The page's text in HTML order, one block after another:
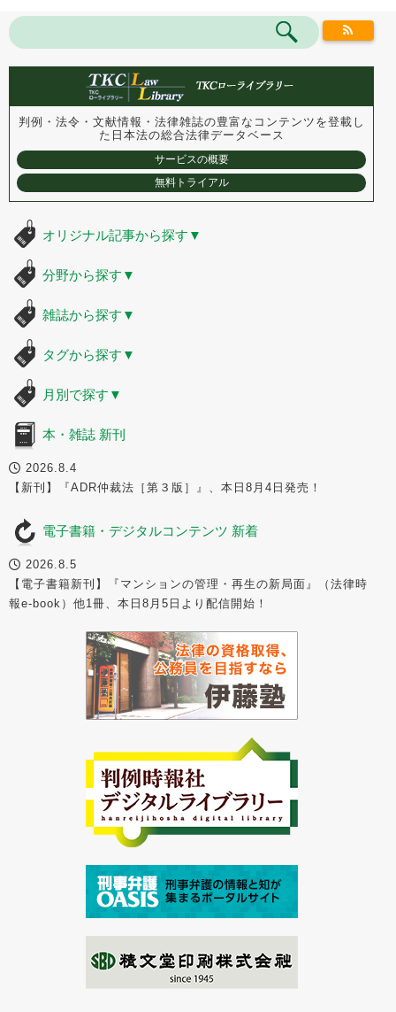
判例・法令・文献情報・法律雑誌の豊富なコンテンツを登載し
た 日本法の総合法律データベース
サービスの概要
無料トライアル
オリジナル記事から探す ▼
分野から探す ▼
雑誌から探す ▼
タグから探す ▼
月別で探す ▼
本・雑誌 新刊
2026.8.4
【新刊】『ADR仲裁法［第３版］』、本日8月4日発売！
電子書籍・デジタルコンテンツ 新着
2026.8.5
【電子書籍新刊】『マンションの管理・再生の新局面』（法律時
報e-book）他1冊、本日8月5日より配信開始！